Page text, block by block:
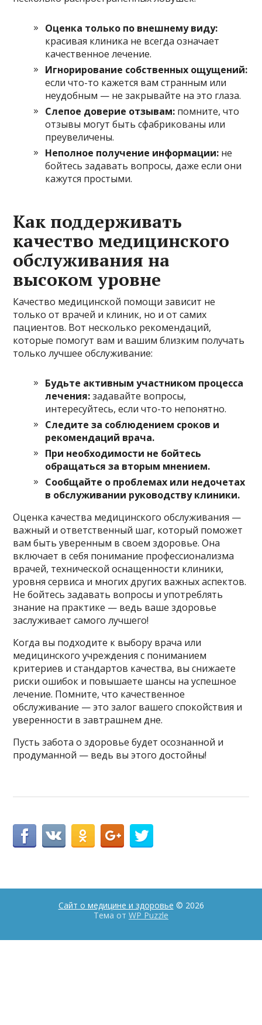
Оценка только по внешнему виду:
красивая клиника не всегда означает
качественное лечение.
Игнорирование собственных ощущений:
если что-то кажется вам странным или
неудобным — не закрывайте на это глаза.
Слепое доверие отзывам: помните, что
отзывы могут быть сфабрикованы или
преувеличены.
Неполное получение информации: не
бойтесь задавать вопросы, даже если они
кажутся простыми.
Как поддерживать
качество медицинского
обслуживания на
высоком уровне
Качество медицинской помощи зависит не
только от врачей и клиник, но и от самих
пациентов. Вот несколько рекомендаций,
которые помогут вам и вашим близким получать
только лучшее обслуживание:
Будьте активным участником процесса
лечения:задавайте вопросы,
интересуйтесь, если что-то непонятно.
Следите за соблюдением сроков и
рекомендаций врача.
При необходимости не бойтесь
обращаться за вторым мнением.
Сообщайте о проблемах или недочетах
в обслуживании руководству клиники.
Оценка качества медицинского обслуживания —
важный и ответственный шаг, который поможет
вам быть уверенным в своем здоровье. Она
включает в себя понимание профессионализма
врачей, технической оснащенности клиники,
уровня сервиса и многих других важных аспектов.
Не бойтесь задавать вопросы и употреблять
знание на практике — ведь ваше здоровье
заслуживает самого лучшего!
Когда вы подходите к выбору врача или
медицинского учреждения с пониманием
критериев и стандартов качества, вы снижаете
риски ошибок и повышаете шансы на успешное
лечение. Помните, что качественное
обслуживание — это залог вашего спокойствия и
уверенности в завтрашнем дне.
Пусть забота о здоровье будет осознанной и
продуманной — ведь вы этого достойны!
Сайт о медицине и здоровье © 2026
Тема от WP Puzzle